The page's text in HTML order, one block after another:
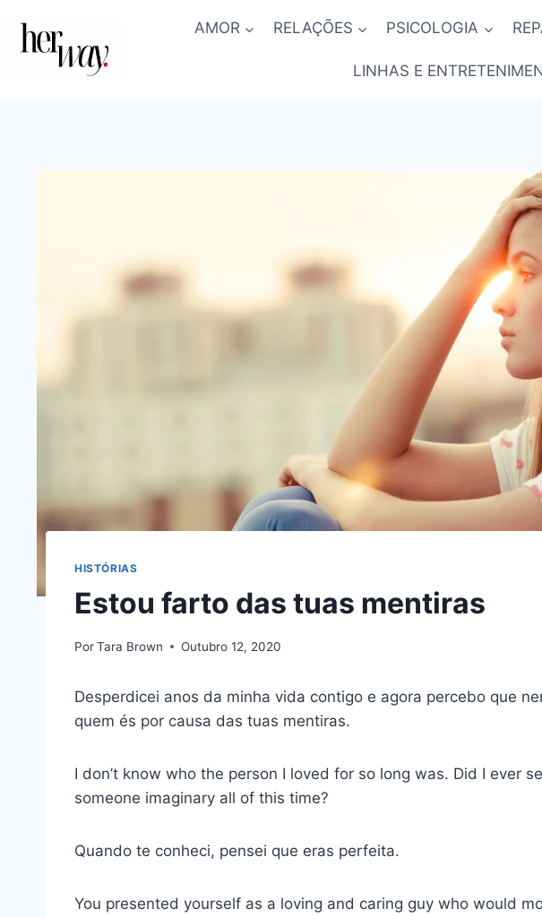
AMOR RELAÇÕES PSICOLOGIA
LINHAS E
HISTÓRIAS
Estou farto das tuas mentiras
PorTara Brown Outubro 12, 2020
Desperdicei anos da minha vida contigo e agora percebo que
quem és por causa das tuas mentiras.
I don’t know who the person I loved for so long was. Did I ever
someone imaginary all of this time?
Quando te conheci, pensei que eras perfeita.
You presented yourself as a loving and caring guy who would